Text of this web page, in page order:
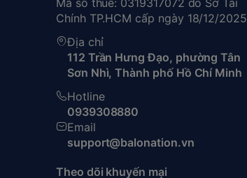
Mã số thuế: 0319317072 do Sở Tài
Chính TP.HCM cấp ngày 18/12/2025
Địa chỉ
112 Trần Hưng Đạo, phường Tân
Sơn Nhì, Thành phố Hồ Chí Minh
Hotline
0939308880
Email
support@balonation.vn
Theo dõi khuyến mại